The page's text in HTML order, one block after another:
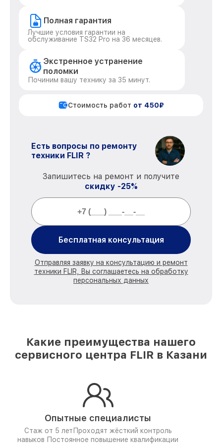
Полная гарантия
Лучшие условия гарантии на
обслуживание TS32 Pro на 36 месяцев.
Экстренное устранение
поломки
Починим вашу технику за 35 минут.
Стоимость работ от 450₽
Есть вопросы по ремонту
техники FLIR ?
Запишитесь на ремонт и получите
скидку -25%
Бесплатная консультация
Отправляя заявку на консультацию и ремонт
техники FLIR, Вы соглашаетесь на обработку
персональных данных
Какие преимущества нашего
сервисного центра FLIR в Казани
Опытные специалисты
Стаж от 5 лет Проходят жёсткий контроль
навыков Постоянное повышение квалификации